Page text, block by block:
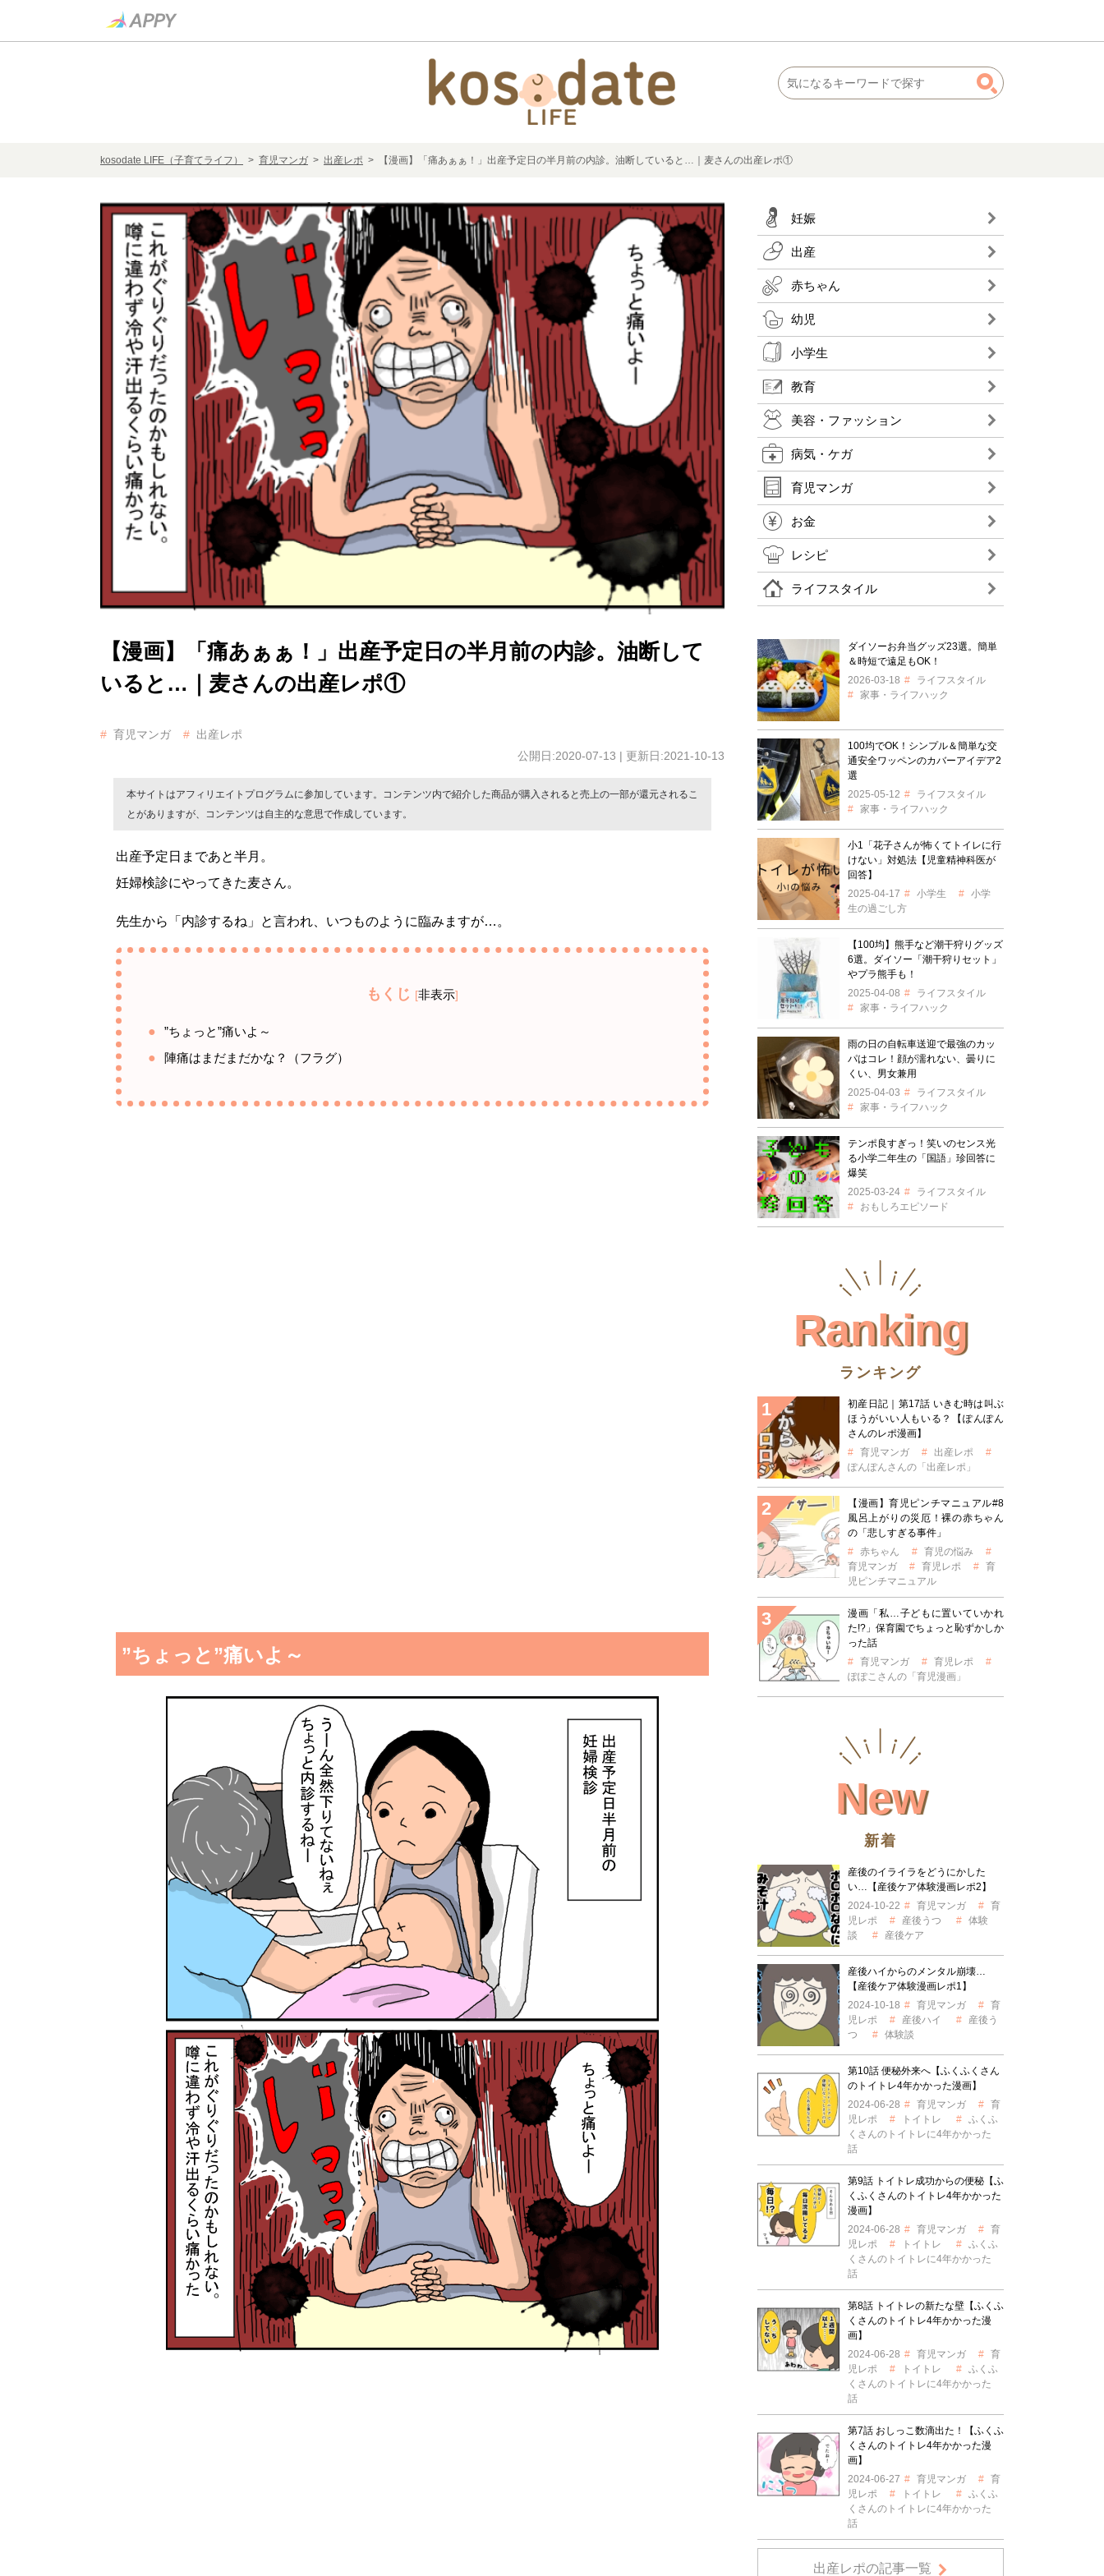
kosodate LIFE（子育てライフ） > 育児マンガ > 出産レポ > 【漫画】「痛あぁぁ！」出産予定日の半月前の内診。油断していると…｜麦さんの出産レポ①
【漫画】「痛あぁぁ！」出産予定日の半月前の内診。油断して
いると…｜麦さんの出産レポ①
育児マンガ
出産レポ
公開日:2020-07-13 | 更新日:2021-10-13
本サイトはアフィリエイトプログラムに参加しています。コンテンツ内で紹介した商品が購入されると売上の一部が還元されるこ
とがありますが、コンテンツは自主的な意思で作成しています。
出産予定日まであと半月。
妊婦検診にやってきた麦さん。
先生から「内診するね」と言われ、いつものように臨みますが…。
もくじ [非表示]
”ちょっと”痛いよ～
陣痛はまだまだかな？（フラグ）
”ちょっと”痛いよ～
妊娠
出産
赤ちゃん
幼児
小学生
教育
美容・ファッション
病気・ケガ
育児マンガ
お金
レシピ
ライフスタイル
ダイソーお弁当グッズ23選。簡単
＆時短で遠足もOK！
2026-03-18
ライフスタイル
家事・ライフハック
100均でOK！シンプル＆簡単な交
通安全ワッペンのカバーアイデア2
選
2025-05-12
ライフスタイル
家事・ライフハック
小1「花子さんが怖くてトイレに行
けない」対処法【児童精神科医が
回答】
2025-04-17
小学生
小学
生の過ごし方
【100均】熊手など潮干狩りグッズ
6選。ダイソー「潮干狩りセット」
やプラ熊手も！
2025-04-08
ライフスタイル
家事・ライフハック
雨の日の自転車送迎で最強のカッ
パはコレ！顔が濡れない、曇りに
くい、男女兼用
2025-04-03
ライフスタイル
家事・ライフハック
テンポ良すぎっ！笑いのセンス光
る小学二年生の「国語」珍回答に
爆笑
2025-03-24
ライフスタイル
おもしろエピソード
Ranking
ランキング
初産日記｜第17話 いきむ時は叫ぶ
ほうがいい人もいる？【ぽんぽん
さんのレポ漫画】
育児マンガ
出産レポ
ぽんぽんさんの「出産レポ」
【漫画】育児ピンチマニュアル#8
風呂上がりの災厄！裸の赤ちゃん
の「悲しすぎる事件」
赤ちゃん
育児の悩み
育児マンガ
育児レポ
育
児ピンチマニュアル
漫画「私…子どもに置いていかれ
た!?」保育園でちょっと恥ずかしか
った話
育児マンガ
育児レポ
ぽぽこさんの「育児漫画」
New
新着
産後のイライラをどうにかした
い…【産後ケア体験漫画レポ2】
2024-10-22
育児マンガ
育
児レポ
産後うつ
体験
談
産後ケア
産後ハイからのメンタル崩壊…
【産後ケア体験漫画レポ1】
2024-10-18
育児マンガ
育
児レポ
産後ハイ
産後う
つ
体験談
第10話 便秘外来へ【ふくふくさん
のトイトレ4年かかった漫画】
2024-06-28
育児マンガ
育
児レポ
トイトレ
ふくふ
くさんのトイトレに4年かかった
話
第9話 トイトレ成功からの便秘【ふ
くふくさんのトイトレ4年かかった
漫画】
2024-06-28
育児マンガ
育
児レポ
トイトレ
ふくふ
くさんのトイトレに4年かかった
話
第8話 トイトレの新たな壁【ふくふ
くさんのトイトレ4年かかった漫
画】
2024-06-28
育児マンガ
育
児レポ
トイトレ
ふくふ
くさんのトイトレに4年かかった
話
第7話 おしっこ数滴出た！【ふくふ
くさんのトイトレ4年かかった漫
画】
2024-06-27
育児マンガ
育
児レポ
トイトレ
ふくふ
くさんのトイトレに4年かかった
話
出産レポの記事一覧